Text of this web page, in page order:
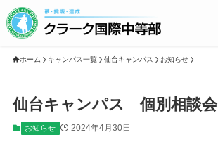
ホーム キャンパス一覧 仙台キャンパス お知らせ
仙台キャンパス 個別相談会
お知らせ 2024年4月30日